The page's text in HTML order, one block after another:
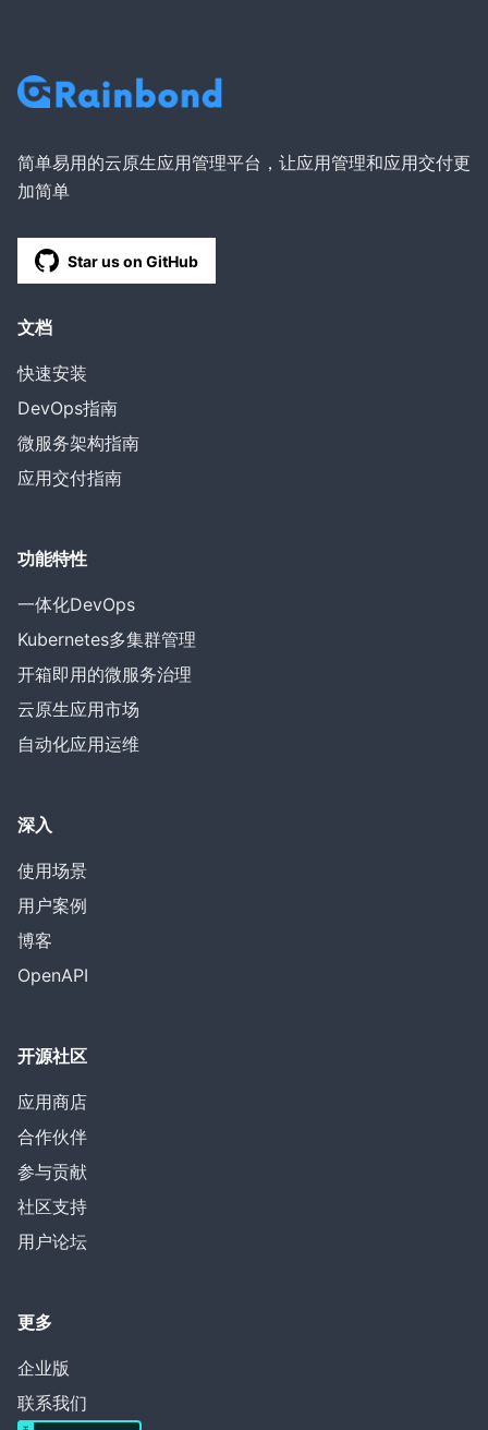
简单易用的云原生应用管理平台，让应用管理和应用交付更
加简单
Star us on GitHub
文档
快速安装
DevOps指南
微服务架构指南
应用交付指南
功能特性
一体化DevOps
Kubernetes多集群管理
开箱即用的微服务治理
云原生应用市场
自动化应用运维
深入
使用场景
用户案例
博客
OpenAPI
开源社区
应用商店
合作伙伴
参与贡献
社区支持
用户论坛
更多
企业版
联系我们